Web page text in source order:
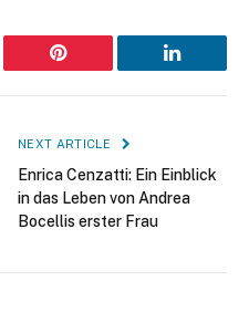
Pinterest LinkedIn
NEXT ARTICLE
Enrica Cenzatti: Ein Einblick
in das Leben von Andrea
Bocellis erster Frau